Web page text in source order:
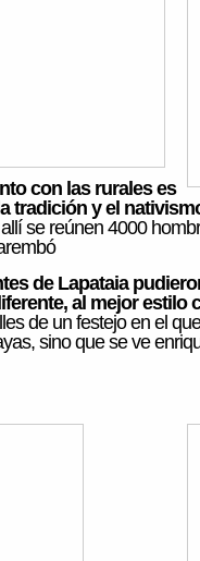
con las rurales es
tradición y el
allí se reúnen 4000
de Lapataia
al mejor estilo
de un festejo en el
sino que se ve